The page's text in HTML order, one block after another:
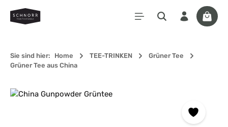
Zum Hauptinhalt springen
Sie sind hier: Home TEE-TRINKEN
Grüner Tee
Grüner Tee aus China
Bildergalerie überspringen